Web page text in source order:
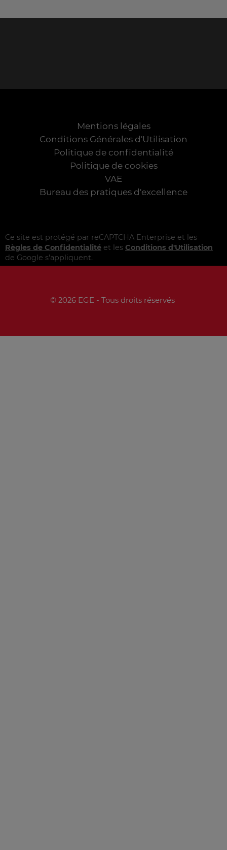
Mentions légales
Conditions Générales d'Utilisation
Politique de confidentialité
Politique de cookies
VAE
Bureau des pratiques d'excellence
Ce site est protégé par reCAPTCHA Enterprise et les
Règles de Confidentialité et les Conditions d'Utilisation
de Google s'appliquent.
© 2026 EGE - Tous droits réservés